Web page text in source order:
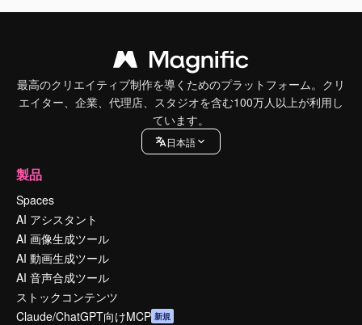
最高のクリエイティブ制作を導くためのプラットフォーム。クリ
エイター、企業、代理店、スタジオを含む100万人以上が利用し
ています。
日本語
製品
Spaces
AI アシスタント
AI 画像生成ツール
AI 動画生成ツール
AI 音声合成ツール
ストックコンテンツ
Claude/ChatGPT向けMCP 新規